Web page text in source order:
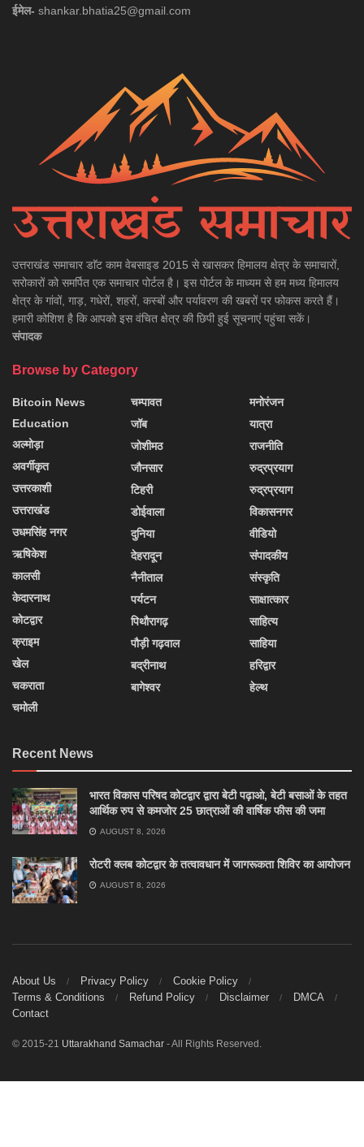
ईमेल- shankar.bhatia25@gmail.com
उत्तराखंड समाचार डाॅट काम वेबसाइड 2015 से खासकर हिमालय क्षेत्र के समाचारों,
सरोकारों को समर्पित एक समाचार पोर्टल है। इस पोर्टल के माध्यम से हम मध्य हिमालय
क्षेत्र के गांवों, गाड़, गधेरों, शहरों, कस्बों और पर्यावरण की खबरों पर फोकस करते हैं।
हमारी कोशिश है कि आपको इस वंचित क्षेत्र की छिपी हुई सूचनाएं पहुंचा सकें।
संपादक
Browse by Category
Bitcoin News
Education
अल्मोड़ा
अवर्गीकृत
उत्तरकाशी
उत्तराखंड
उधमसिंह नगर
ऋषिकेश
कालसी
केदारनाथ
कोटद्वार
क्राइम
खेल
चकराता
चमोली
चम्पावत
जॉब
जोशीमठ
जौनसार
टिहरी
डोईवाला
दुनिया
देहरादून
नैनीताल
पर्यटन
पिथौरागढ़
पौड़ी गढ़वाल
बद्रीनाथ
बागेश्वर
मनोरंजन
यात्रा
राजनीति
रुद्रप्रयाग
रुद्रप्रयाग
विकासनगर
वीडियो
संपादकीय
संस्कृति
साक्षात्कार
साहित्य
साहिया
हरिद्वार
हेल्थ
Recent News
भारत विकास परिषद कोटद्वार द्वारा बेटी पढ़ाओ, बेटी बसाओं के तहत
आर्थिक रुप से कमजोर 25 छात्राओं की वार्षिक फीस की जमा
AUGUST 8, 2026
रोटरी क्लब कोटद्वार के तत्वावधान में जागरूकता शिविर का आयोजन
AUGUST 8, 2026
About Us Privacy Policy
Cookie Policy
Terms & Conditions
Refund Policy Disclaimer
DMCA
Contact
© 2015-21 Uttarakhand Samachar - All Rights Reserved.